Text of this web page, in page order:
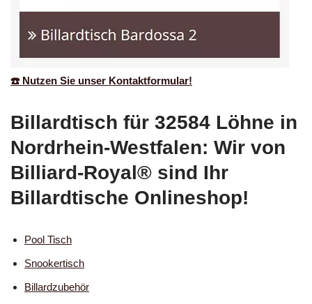
☎️ Nutzen Sie unser Kontaktformular!
Billardtisch für 32584 Löhne in
Nordrhein-Westfalen: Wir von
Billiard-Royal® sind Ihr
Billardtische Onlineshop!
Pool Tisch
Snookertisch
Billardzubehör